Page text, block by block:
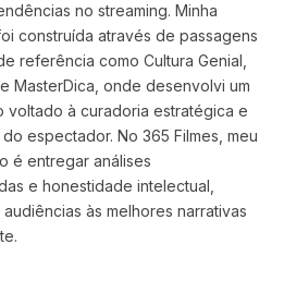
no streaming. Minha
construída através de passagens
referência como Cultura Genial,
MasterDica, onde desenvolvi um
voltado à curadoria estratégica e
espectador. No 365 Filmes, meu
é entregar análises
e honestidade intelectual,
às melhores narrativas